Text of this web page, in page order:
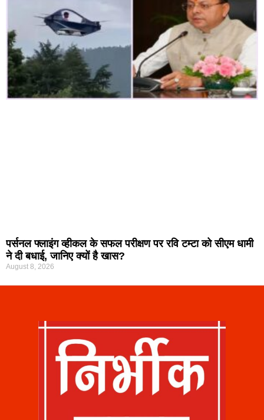
पर्सनल फ्लाइंग व्हीकल के सफल परीक्षण पर रवि टम्टा को सीएम धामी
ने दी बधाई, जानिए क्यों है खास?
August 8, 2026